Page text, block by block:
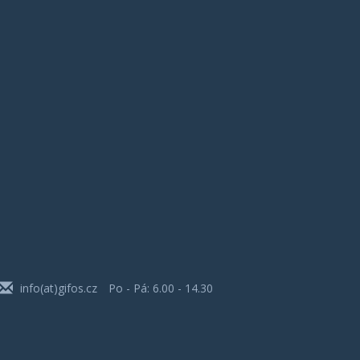
info(at)gifos.cz Po - Pá: 6.00 - 14.30